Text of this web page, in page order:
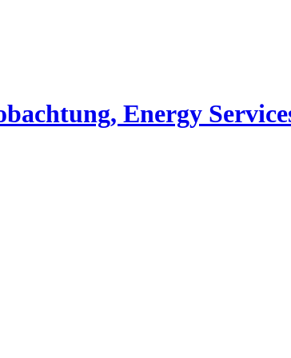
Energy